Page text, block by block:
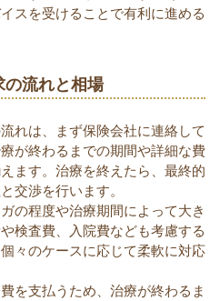
スを受けることで有利に進める
の流れと相場
れは、まず保険会社に連絡して
が終わるまでの期間や詳細な費
ます。治療を終えたら、最終的
交渉を行います。
の程度や治療期間によって大き
検査費、入院費なども考慮する
々のケースに応じて柔軟に対応
を支払うため、治療が終わるま